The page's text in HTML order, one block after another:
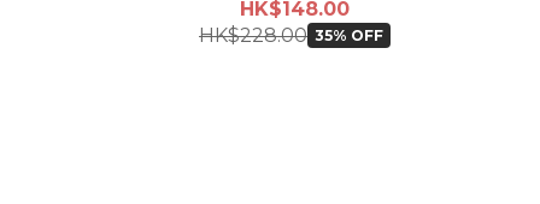
HK$148.00
HK$228.00 35% OFF